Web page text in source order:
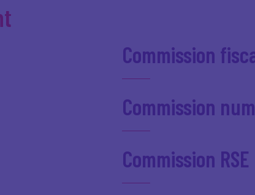
Commission
Commission
Commission RSE